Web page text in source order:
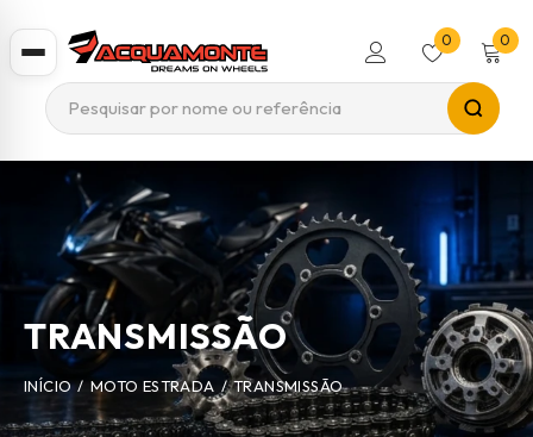
0 0
TRANSMISSÃO
INÍCIO / MOTO ESTRADA / TRANSMISSÃO